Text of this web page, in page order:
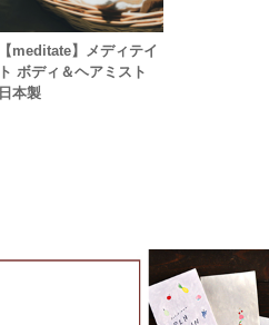
【meditate】メディテイ
ト ボディ＆ヘアミスト
日本製